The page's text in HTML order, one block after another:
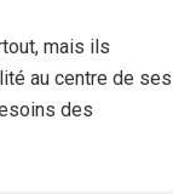
mais ils
au centre de ses
des